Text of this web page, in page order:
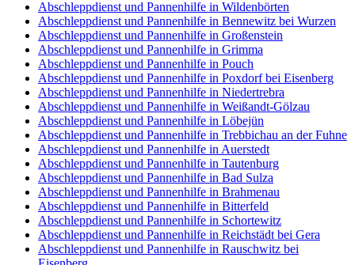
Abschleppdienst und Pannenhilfe in Wildenbörten
Abschleppdienst und Pannenhilfe in Bennewitz bei Wurzen
Abschleppdienst und Pannenhilfe in Großenstein
Abschleppdienst und Pannenhilfe in Grimma
Abschleppdienst und Pannenhilfe in Pouch
Abschleppdienst und Pannenhilfe in Poxdorf bei Eisenberg
Abschleppdienst und Pannenhilfe in Niedertrebra
Abschleppdienst und Pannenhilfe in Weißandt-Gölzau
Abschleppdienst und Pannenhilfe in Löbejün
Abschleppdienst und Pannenhilfe in Trebbichau an der Fuhne
Abschleppdienst und Pannenhilfe in Auerstedt
Abschleppdienst und Pannenhilfe in Tautenburg
Abschleppdienst und Pannenhilfe in Bad Sulza
Abschleppdienst und Pannenhilfe in Brahmenau
Abschleppdienst und Pannenhilfe in Bitterfeld
Abschleppdienst und Pannenhilfe in Schortewitz
Abschleppdienst und Pannenhilfe in Reichstädt bei Gera
Abschleppdienst und Pannenhilfe in Rauschwitz bei